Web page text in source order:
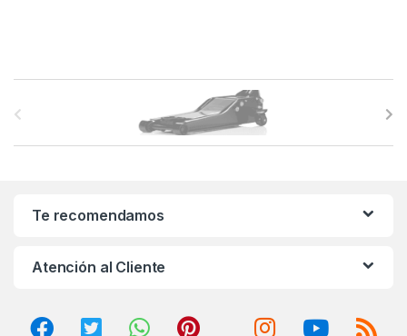
Te recomendamos
Atención al Cliente